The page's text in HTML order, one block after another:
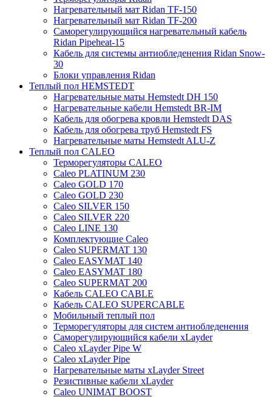
Нагревательный мат Ridan TF-150
Нагревательный мат Ridan TF-200
Саморегулирующийся нагревательный кабель
Ridan Pipeheat-15
Кабель для системы антиобледенения Ridan Snow-
30
Блоки управления Ridan
Теплый пол HEMSTEDT
Нагревательные маты Hemstedt DH 150
Нагревательные кабели Hemstedt BR-IM
Кабель для обогрева кровли Hemstedt DAS
Кабель для обогрева труб Hemstedt FS
Нагревательные маты Hemstedt ALU-Z
Теплый пол CALEO
Терморегуляторы CALEO
Caleo PLATINUM 230
Caleo GOLD 170
Caleo GOLD 230
Caleo SILVER 150
Caleo SILVER 220
Caleo LINE 130
Комплектующие Caleo
Caleo SUPERMAT 130
Caleo EASYMAT 140
Caleo EASYMAT 180
Caleo SUPERMAT 200
Кабель CALEO CABLE
Кабель CALEO SUPERCABLE
Мобильный теплый пол
Терморегуляторы для систем антиобледенения
Саморегулирующийся кабели xLayder
Caleo xLayder Pipe W
Caleo xLayder Pipe
Нагревательные маты xLayder Street
Резистивные кабели xLayder
Caleo UNIMAT BOOST